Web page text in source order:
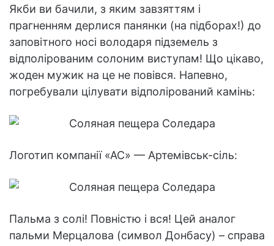
Якби ви бачили, з яким завзяттям і
прагненням дерлися панянки (на підборах!) до
заповітного носі володаря підземель з
відполірованим солоним виступам! Що цікаво,
жоден мужик на це не повівся. Напевно,
погребували цілувати відполірований камінь:
Логотип компанії «АС» — Артемівськ-сіль:
Пальма з солі! Повністю і вся! Цей аналог
пальми Мерцалова (символ Донбасу) – справа